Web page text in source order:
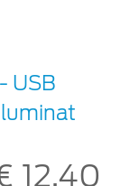
USB
12,40